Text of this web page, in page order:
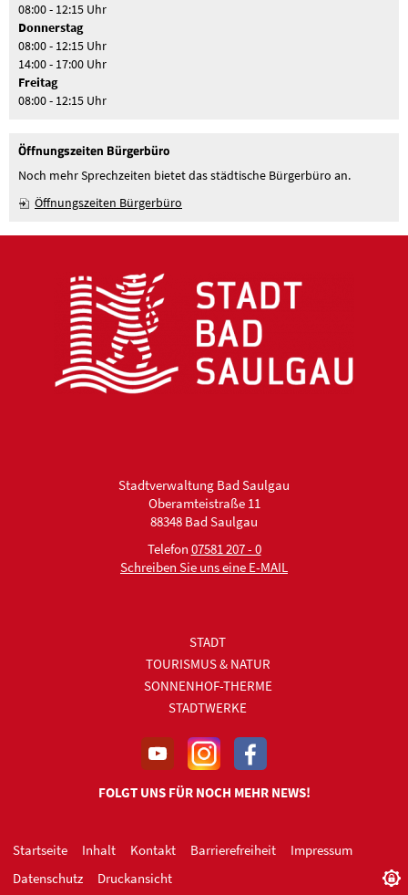
08:00 - 12:15 Uhr
Donnerstag
08:00 - 12:15 Uhr
14:00 - 17:00 Uhr
Freitag
08:00 - 12:15 Uhr
Öffnungszeiten Bürgerbüro
Noch mehr Sprechzeiten bietet das städtische Bürgerbüro an.
Öffnungszeiten Bürgerbüro
Stadtverwaltung Bad Saulgau
Oberamteistraße 11
88348 Bad Saulgau
Telefon 07581 207 - 0
Schreiben Sie uns eine E-MAIL
STADT
TOURISMUS & NATUR
SONNENHOF-THERME
STADTWERKE
FOLGT UNS FÜR NOCH MEHR NEWS!
Startseite Inhalt Kontakt Barrierefreiheit
Impressum
Datenschutz
Druckansicht